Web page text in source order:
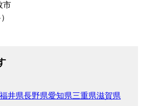
市
福井県長野県愛知県三重県滋賀県